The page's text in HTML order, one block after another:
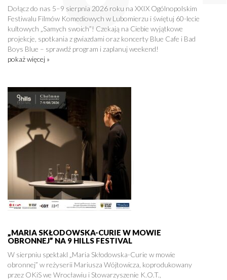
Dołącz do nas 5–9 sierpnia 2026 roku na XXIX Ogólnopolskim
Festiwalu Filmów Komediowych w Lubomierzu i świętuj 60-lecie
kultowych „Samych swoich”! Czekają na Ciebie wyjątkowe
projekcje, spotkania z gwiazdami oraz koncerty Blue Cafe i Bad
Boys Blue – sprawdź program i zaplanuj weekend!
pokaż więcej »
„MARIA SKŁODOWSKA-CURIE W MOWIE
OBRONNEJ” NA 9 HILLS FESTIVAL
W sierpniu spektakl „Maria Skłodowska-Curie w mowie
obronnej” w reżyserii Mariusza Wójtowicza, koprodukowany
przez OKiS we Wrocławiu i Stowarzyszenie K.O.T.,